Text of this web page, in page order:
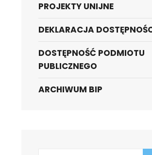
PROJEKTY UNIJNE
DEKLARACJA
DOSTĘPNOŚĆ PODMIOTU
PUBLICZNEGO
ARCHIWUM BIP